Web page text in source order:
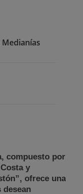
Medianías
compuesto por
y
ofrece una
desean